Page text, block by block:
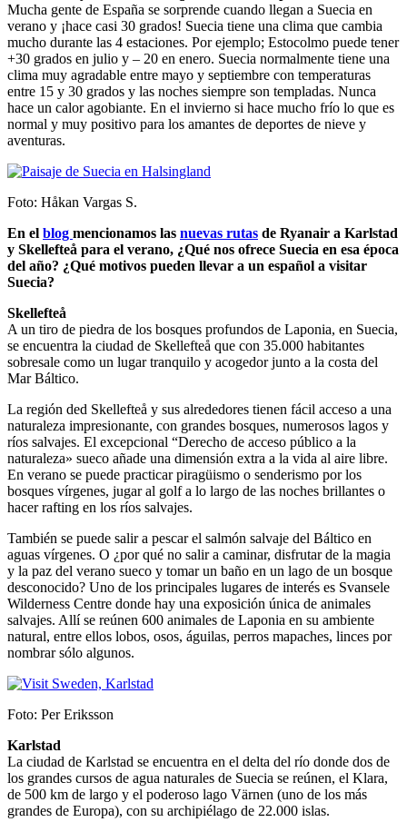
Mucha gente de España se sorprende cuando llegan a Suecia en
verano y ¡hace casi 30 grados! Suecia tiene una clima que cambia
mucho durante las 4 estaciones. Por ejemplo; Estocolmo puede tener
+30 grados en julio y – 20 en enero. Suecia normalmente tiene una
clima muy agradable entre mayo y septiembre con temperaturas
entre 15 y 30 grados y las noches siempre son templadas. Nunca
hace un calor agobiante. En el invierno si hace mucho frío lo que es
normal y muy positivo para los amantes de deportes de nieve y
aventuras.
Foto: Håkan Vargas S.
En el blog mencionamos las nuevas rutas de Ryanair a Karlstad
y Skellefteå para el verano, ¿Qué nos ofrece Suecia en esa época
del año? ¿Qué motivos pueden llevar a un español a visitar
Suecia?
Skellefteå
A un tiro de piedra de los bosques profundos de Laponia, en Suecia,
se encuentra la ciudad de Skellefteå que con 35.000 habitantes
sobresale como un lugar tranquilo y acogedor junto a la costa del
Mar Báltico.
La región ded Skellefteå y sus alrededores tienen fácil acceso a una
naturaleza impresionante, con grandes bosques, numerosos lagos y
ríos salvajes. El excepcional “Derecho de acceso público a la
naturaleza» sueco añade una dimensión extra a la vida al aire libre.
En verano se puede practicar piragüismo o senderismo por los
bosques vírgenes, jugar al golf a lo largo de las noches brillantes o
hacer rafting en los ríos salvajes.
También se puede salir a pescar el salmón salvaje del Báltico en
aguas vírgenes. O ¿por qué no salir a caminar, disfrutar de la magia
y la paz del verano sueco y tomar un baño en un lago de un bosque
desconocido? Uno de los principales lugares de interés es Svansele
Wilderness Centre donde hay una exposición única de animales
salvajes. Allí se reúnen 600 animales de Laponia en su ambiente
natural, entre ellos lobos, osos, águilas, perros mapaches, linces por
nombrar sólo algunos.
Foto: Per Eriksson
Karlstad
La ciudad de Karlstad se encuentra en el delta del río donde dos de
los grandes cursos de agua naturales de Suecia se reúnen, el Klara,
de 500 km de largo y el poderoso lago Värnen (uno de los más
grandes de Europa), con su archipiélago de 22.000 islas.